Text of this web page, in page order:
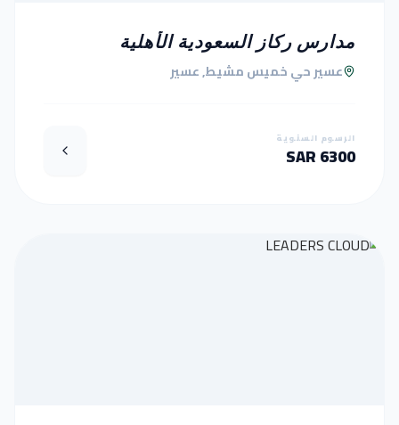
مدارس ركاز السعودية الأهلية
عسير حي خميس مشيط, عسير
الرسوم السنوية
6300 SAR